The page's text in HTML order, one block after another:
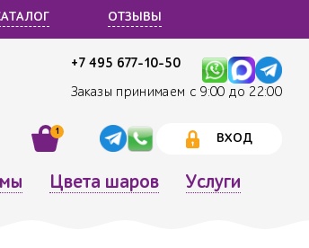
ОТЗЫВЫ
+7 495 677-10-50
Заказы принимаем с 9:00 до 22:00
1
ВХОД
Цвета шаров Услуги